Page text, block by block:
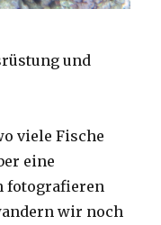
und
viele Fische
eine
fotografieren
wir noch